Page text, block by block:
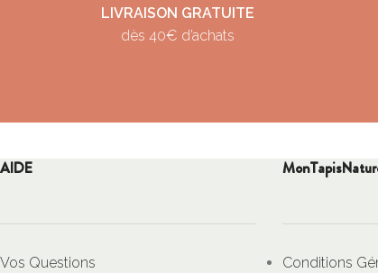
LIVRAISON GRATUITE
dès 40€ d’achats
AIDE
Vos Questions
Conditions